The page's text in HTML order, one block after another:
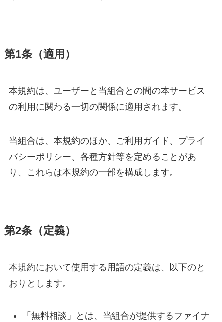
第1条（適用）
本規約は、ユーザーと当組合との間の本サービス
の利用に関わる一切の関係に適用されます。
当組合は、本規約のほか、ご利用ガイド、プライ
バシーポリシー、各種方針等を定めることがあ
り、これらは本規約の一部を構成します。
第2条（定義）
本規約において使用する用語の定義は、以下のと
おりとします。
「無料相談」とは、当組合が提供するファイナ